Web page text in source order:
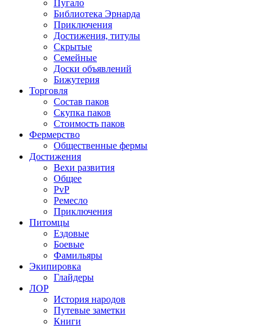
Пугало
Библиотека Эрнарда
Приключения
Достижения, титулы
Скрытые
Семейные
Доски объявлений
Бижутерия
Торговля
Состав паков
Скупка паков
Стоимость паков
Фермерство
Общественные фермы
Достижения
Вехи развития
Общее
PvP
Ремесло
Приключения
Питомцы
Ездовые
Боевые
Фамильяры
Экипировка
Глайдеры
ЛОР
История народов
Путевые заметки
Книги